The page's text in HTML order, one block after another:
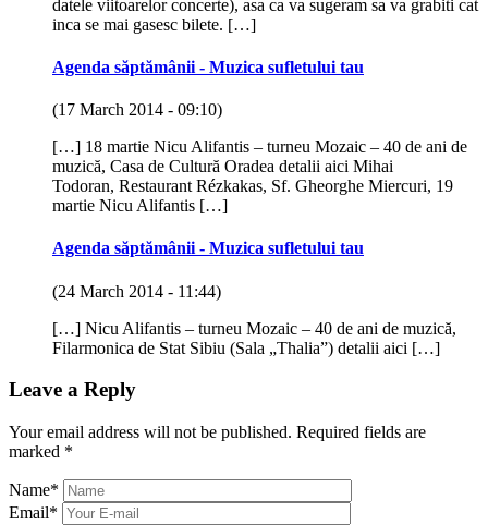
datele viitoarelor concerte), asa ca va sugeram sa va grabiti cat
inca se mai gasesc bilete. […]
Agenda săptămânii - Muzica sufletului tau
(17 March 2014 - 09:10)
[…] 18 martie Nicu Alifantis – turneu Mozaic – 40 de ani de
muzică, Casa de Cultură Oradea detalii aici Mihai
Todoran, Restaurant Rézkakas, Sf. Gheorghe Miercuri, 19
martie Nicu Alifantis […]
Agenda săptămânii - Muzica sufletului tau
(24 March 2014 - 11:44)
[…] Nicu Alifantis – turneu Mozaic – 40 de ani de muzică,
Filarmonica de Stat Sibiu (Sala „Thalia”) detalii aici […]
Leave a Reply
Your email address will not be published. Required fields are
marked *
Name*
Email*